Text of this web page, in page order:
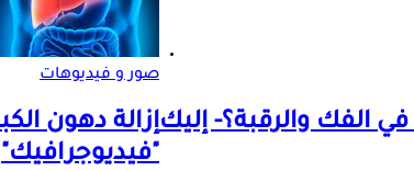
الفك والرقبة؟- إليك
صور و فيديوهات
"فيديوجرافيك"